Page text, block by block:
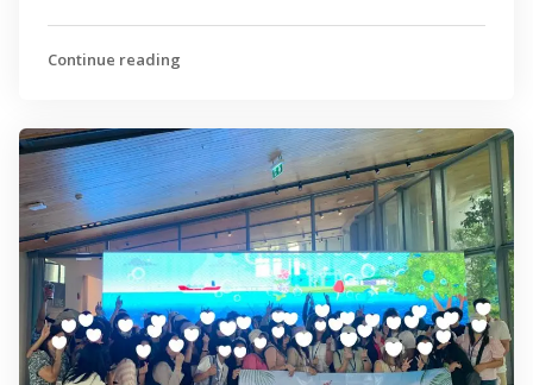
Continue reading